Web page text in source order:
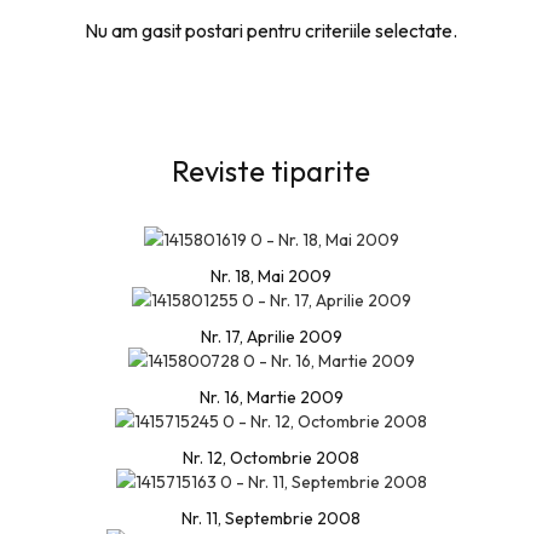
Nu am gasit postari pentru criteriile selectate.
Reviste tiparite
Nr. 18, Mai 2009
Nr. 17, Aprilie 2009
Nr. 16, Martie 2009
Nr. 12, Octombrie 2008
Nr. 11, Septembrie 2008